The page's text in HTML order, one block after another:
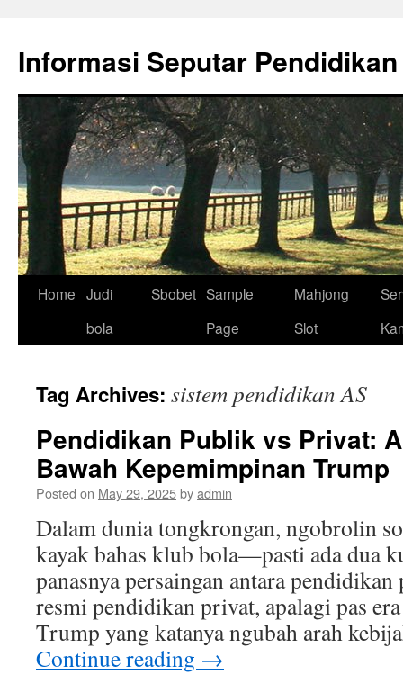
content
Informasi Seputar Pendidikan
Home Judi
bola
Sbobet Sample
Page
Mahjong
Slot
Tag Archives: sistem pendidikan AS
Pendidikan Publik vs Privat:
Bawah Kepemimpinan Trump
Posted on May 29, 2025byadmin
Dalam dunia tongkrongan, ngobrolin
kayak bahas klub bola—pasti ada dua
panasnya persaingan antara
resmi pendidikan privat, apalagi pas
Trump yang katanya ngubah arah
Continue reading →